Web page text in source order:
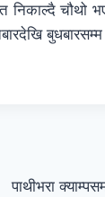
चौथो
पाथीभरा